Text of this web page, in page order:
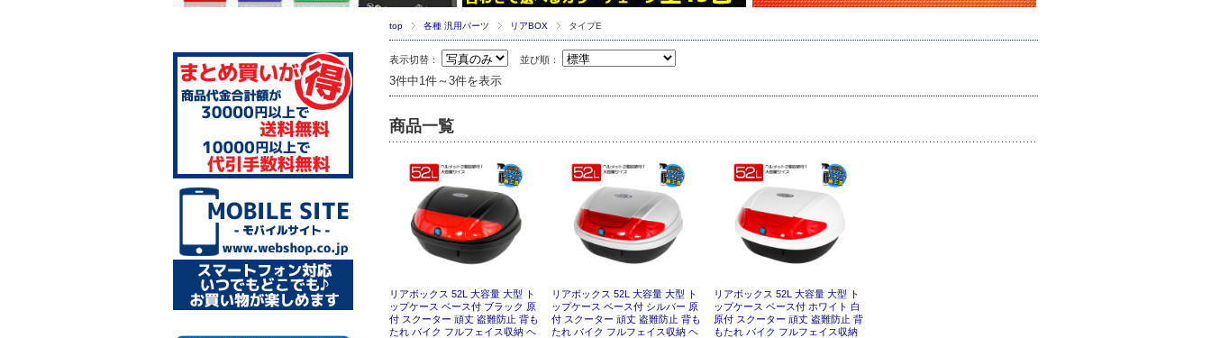
top 各種 汎用パーツ リアBOX タイプE
表示切替： 並び順：
3件中1件～3件を表示
商品一覧
リアボックス 52L 大容量 大型 ト
ップケース ベース付 ブラック 原
付 スクーター 頑丈 盗難防止 背も
たれ バイク フルフェイス収納 ヘ
リアボックス 52L 大容量 大型 ト
ップケース ベース付 シルバー 原
付 スクーター 頑丈 盗難防止 背も
たれ バイク フルフェイス収納 ヘ
リアボックス 52L 大容量 大型 ト
ップケース ベース付 ホワイト 白
原付 スクーター 頑丈 盗難防止 背
もたれ バイク フルフェイス収納